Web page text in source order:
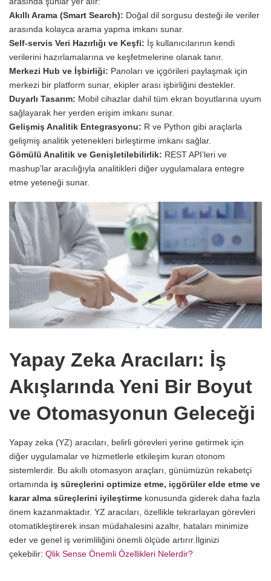
Akıllı Arama (Smart Search): Doğal dil sorgusu desteği ile veriler
arasında kolayca arama yapma imkanı sunar.
Self-servis Veri Hazırlığı ve Keşfi: İş kullanıcılarının kendi
verilerini hazırlamalarına ve keşfetmelerine olanak tanır.
Merkezi Hub ve İşbirliği: Panoları ve içgörileri paylaşmak için
merkezi bir platform sunar, ekipler arası işbirliğini destekler.
Duyarlı Tasarım: Mobil cihazlar dahil tüm ekran boyutlarına uyum
sağlayarak her yerden erişim imkanı sunar.
Gelişmiş Analitik Entegrasyonu: R ve Python gibi araçlarla
gelişmiş analitik yetenekleri birleştirme imkanı sağlar.
Gömülü Analitik ve Genişletilebilirlik: REST API’leri ve
mashup’lar aracılığıyla analitikleri diğer uygulamalara entegre
etme yeteneği sunar.
Yapay Zeka Aracıları: İş
Akışlarında Yeni Bir Boyut
ve Otomasyonun Geleceği
Yapay zeka (YZ) aracıları, belirli görevleri yerine getirmek için
diğer uygulamalar ve hizmetlerle etkileşim kuran otonom
sistemlerdir. Bu akıllı otomasyon araçları, günümüzün rekabetçi
ortamında iş süreçlerini optimize etme, içgörüler elde etme ve
karar alma süreçlerini iyileştirme konusunda giderek daha fazla
önem kazanmaktadır. YZ aracıları, özellikle tekrarlayan görevleri
otomatikleştirerek insan müdahalesini azaltır, hataları minimize
eder ve genel iş verimliliğini önemli ölçüde artırır. İlginizi
çekebilir: Qlik Sense Önemli Özellikleri Nelerdir?